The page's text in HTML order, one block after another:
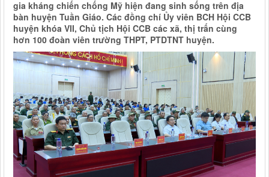
gia kháng chiến chống Mỹ hiện đang sinh sống trên địa
bàn huyện Tuần Giáo. Các đồng chí Ủy viên BCH Hội CCB
huyện khóa VII, Chủ tịch Hội CCB các xã, thị trấn cùng
hơn 100 đoàn viên trường THPT, PTDTNT huyện.